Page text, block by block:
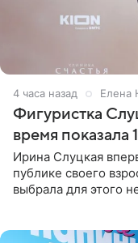
4 часа назад Елена
Фигуристка
время показала
Ирина Слуцкая
публике своего
выбрала для этого